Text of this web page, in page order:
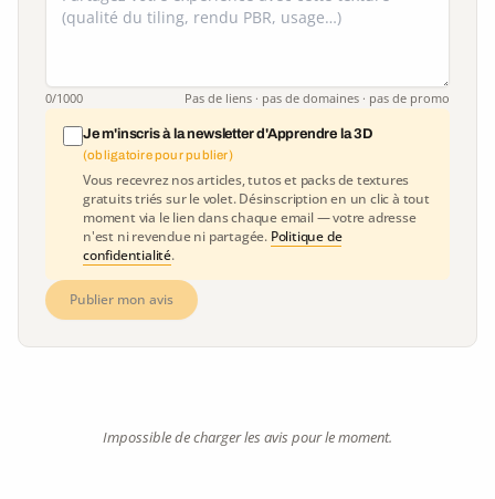
0/1000 Pas de liens · pas de domaines · pas de promo
Je m'inscris à la newsletter d'Apprendre la 3D
(obligatoire pour publier)
Vous recevrez nos articles, tutos et packs de textures
gratuits triés sur le volet. Désinscription en un clic à tout
moment via le lien dans chaque email — votre adresse
n'est ni revendue ni partagée. Politique de
confidentialité.
Publier mon avis
Impossible de charger les avis pour le moment.